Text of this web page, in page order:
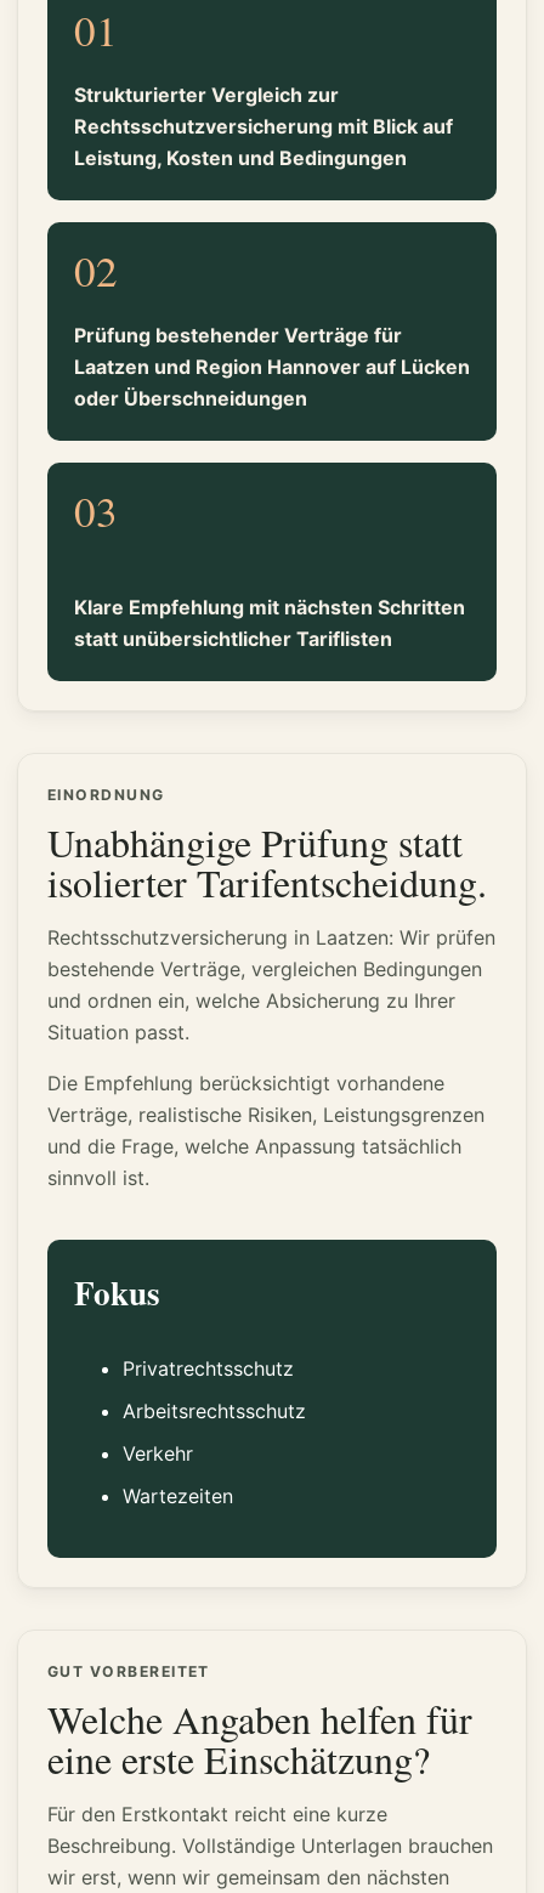
01
Strukturierter Vergleich zur
Rechtsschutzversicherung mit Blick auf
Leistung, Kosten und Bedingungen
02
Prüfung bestehender Verträge für
Laatzen und Region Hannover auf Lücken
oder Überschneidungen
03
Klare Empfehlung mit nächsten Schritten
statt unübersichtlicher Tariflisten
EINORDNUNG
Unabhängige Prüfung statt
isolierter Tarifentscheidung.
Rechtsschutzversicherung in Laatzen: Wir prüfen
bestehende Verträge, vergleichen Bedingungen
und ordnen ein, welche Absicherung zu Ihrer
Situation passt.
Die Empfehlung berücksichtigt vorhandene
Verträge, realistische Risiken, Leistungsgrenzen
und die Frage, welche Anpassung tatsächlich
sinnvoll ist.
Fokus
Privatrechtsschutz
Arbeitsrechtsschutz
Verkehr
Wartezeiten
GUT VORBEREITET
Welche Angaben helfen für
eine erste Einschätzung?
Für den Erstkontakt reicht eine kurze
Beschreibung. Vollständige Unterlagen brauchen
wir erst, wenn wir gemeinsam den nächsten